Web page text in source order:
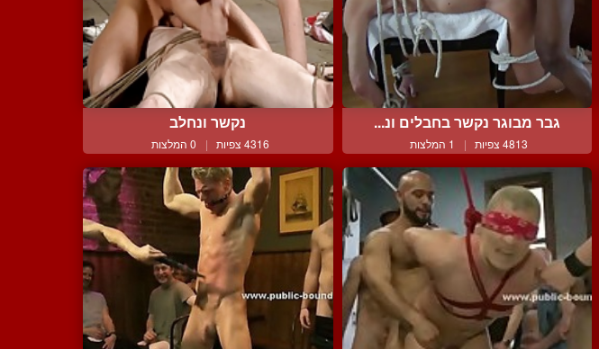
גבר מבוגר נקשר בחבלים ונ...
4813 צפיות | 1 המלצות
נקשר ונחלב
4316 צפיות | 0 המלצות